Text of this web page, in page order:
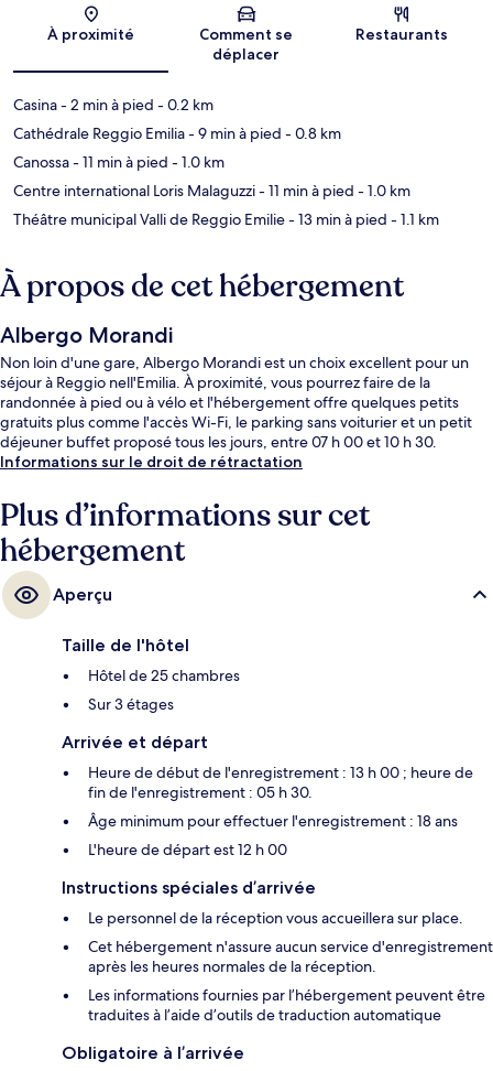
À proximité
Comment se
déplacer
Restaurants
Casina- 2 min à pied - 0.2 km
Cathédrale Reggio Emilia- 9 min à pied - 0.8 km
Canossa- 11 min à pied - 1.0 km
Centre international Loris Malaguzzi- 11 min à pied - 1.0 km
Théâtre municipal Valli de Reggio Emilie- 13 min à pied - 1.1 km
À propos de cet hébergement
Albergo Morandi
Non loin d'une gare, Albergo Morandi est un choix excellent pour un
séjour à Reggio nell'Emilia. À proximité, vous pourrez faire de la
randonnée à pied ou à vélo et l'hébergement offre quelques petits
gratuits plus comme l'accès Wi-Fi, le parking sans voiturier et un petit
déjeuner buffet proposé tous les jours, entre 07 h 00 et 10 h 30.
Informations sur le droit de rétractation
Plus d’informations sur cet
hébergement
Aperçu
Taille de l'hôtel
Hôtel de 25 chambres
Sur 3 étages
Arrivée et départ
Heure de début de l'enregistrement : 13 h 00 ; heure de
fin de l'enregistrement : 05 h 30.
Âge minimum pour effectuer l'enregistrement : 18 ans
L'heure de départ est 12 h 00
Instructions spéciales d’arrivée
Le personnel de la réception vous accueillera sur place.
Cet hébergement n'assure aucun service d'enregistrement
après les heures normales de la réception.
Les informations fournies par l’hébergement peuvent être
traduites à l’aide d’outils de traduction automatique
Obligatoire à l’arrivée